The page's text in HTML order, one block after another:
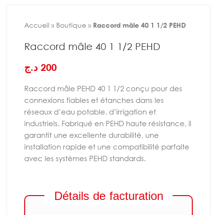
Accueil » Boutique » Raccord mâle 40 1 1/2 PEHD
Raccord mâle 40 1 1/2 PEHD
200 د.ج
Raccord mâle PEHD 40 1 1/2 conçu pour des
connexions fiables et étanches dans les
réseaux d’eau potable, d’irrigation et
industriels. Fabriqué en PEHD haute résistance, il
garantit une excellente durabilité, une
installation rapide et une compatibilité parfaite
avec les systèmes PEHD standards.
Détails de facturation